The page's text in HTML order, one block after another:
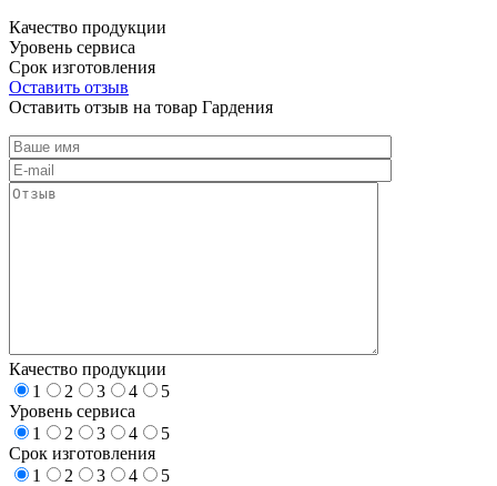
Качество продукции
Уровень сервиса
Срок изготовления
Оставить отзыв
Оставить отзыв на товар Гардения
Качество продукции
1
2 3 4
5
Уровень сервиса
1
2 3 4
5
Срок изготовления
1
2 3 4
5